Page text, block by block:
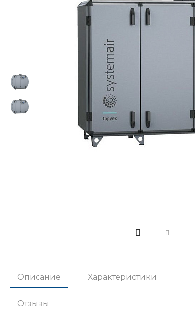
Описание Характеристики
Отзывы